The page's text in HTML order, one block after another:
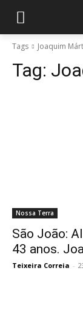
Tags Joaquim
Tag:
Nossa Terra
São João:
43 anos.
Teixeira Correia -